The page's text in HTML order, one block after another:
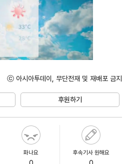
ⓒ 아시아투데이, 무단전재 및 재배포 금지
후원하기
화나요 후속기사 원해요